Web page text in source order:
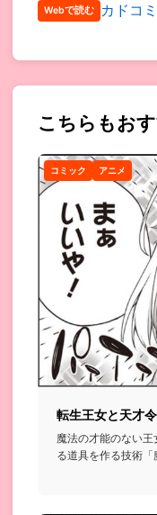
Webで読む カドコミ
こちらもお
コミック アニメ
転生王女と天才
魔法の才能のない
る道具を作る技術